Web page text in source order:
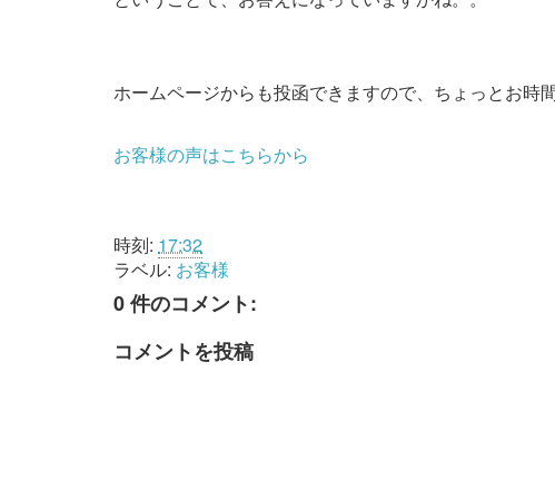
ホームページからも投函できますので、ちょっとお時
お客様の声はこちらから
時刻: 17:32
ラベル: お客様
0 件のコメント:
コメントを投稿